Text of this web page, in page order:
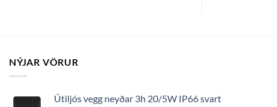
NÝJAR VÖRUR
Útiljós vegg neyðar 3h 20/5W IP66 svart